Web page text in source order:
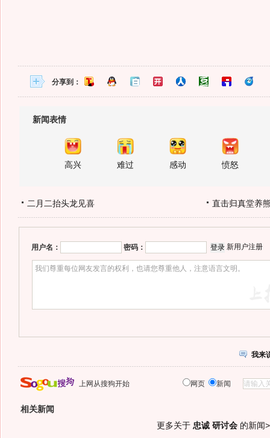
分享到：
新闻表情
高兴 难过 感动 愤怒
二月二抬头龙见喜 直击归真堂养
用户名： 密码： 新用户注册
我来
上网从搜狗开始 网页 新闻
相关新闻
更多关于 忠诚 研讨会的新闻